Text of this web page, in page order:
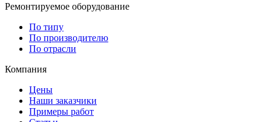
Ремонтируемое оборудование
По типу
По производителю
По отрасли
Компания
Цены
Наши заказчики
Примеры работ